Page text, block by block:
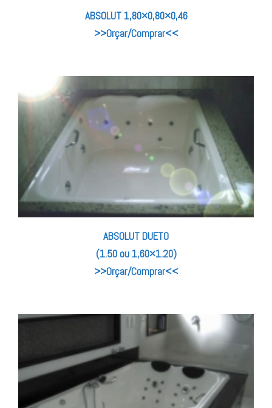
ABSOLUT 1,80×0,80×0,46
>>Orçar/Comprar<<
ABSOLUT DUETO
(1.50 ou 1,60×1.20)
>>Orçar/Comprar<<